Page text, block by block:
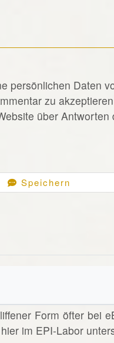
persönlichen Daten
zu
über Antworten
Speichern
Form öfter bei
im EPI-Labor